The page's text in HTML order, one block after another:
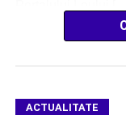
ACTUALITATE